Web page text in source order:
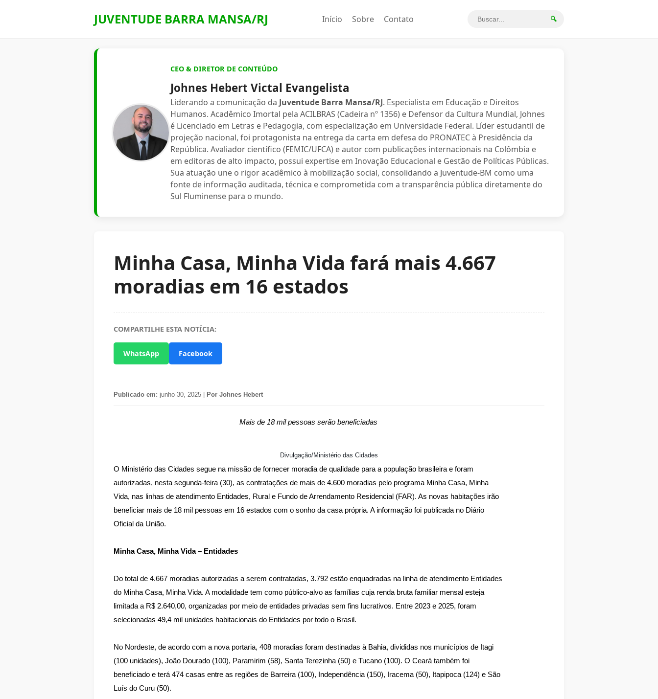
JUVENTUDE BARRA MANSA/RJ Início Sobre Contato 🔍
CEO & DIRETOR DE CONTEÚDO
Johnes Hebert Victal Evangelista
Liderando a comunicação da Juventude Barra Mansa/RJ. Especialista em Educação e Direitos
Humanos. Acadêmico Imortal pela ACILBRAS (Cadeira nº 1356) e Defensor da Cultura Mundial, Johnes
é Licenciado em Letras e Pedagogia, com especialização em Universidade Federal. Líder estudantil de
projeção nacional, foi protagonista na entrega da carta em defesa do PRONATEC à Presidência da
República. Avaliador científico (FEMIC/UFCA) e autor com publicações internacionais na Colômbia e
em editoras de alto impacto, possui expertise em Inovação Educacional e Gestão de Políticas Públicas.
Sua atuação une o rigor acadêmico à mobilização social, consolidando a Juventude-BM como uma
fonte de informação auditada, técnica e comprometida com a transparência pública diretamente do
Sul Fluminense para o mundo.
Minha Casa, Minha Vida fará mais 4.667
moradias em 16 estados
COMPARTILHE ESTA NOTÍCIA:
WhatsApp Facebook
Publicado em: junho 30, 2025 | Por Johnes Hebert
Mais de 18 mil pessoas serão beneficiadas
Divulgação/Ministério das Cidades
O Ministério das Cidades segue na missão de fornecer moradia de qualidade para a população brasileira e foram
autorizadas, nesta segunda-feira (30), as contratações de mais de 4.600 moradias pelo programa Minha Casa, Minha
Vida, nas linhas de atendimento Entidades, Rural e Fundo de Arrendamento Residencial (FAR). As novas habitações irão
beneficiar mais de 18 mil pessoas em 16 estados com o sonho da casa própria. A informação foi publicada no Diário
Oficial da União.
Minha Casa, Minha Vida – Entidades
Do total de 4.667 moradias autorizadas a serem contratadas, 3.792 estão enquadradas na linha de atendimento Entidades
do Minha Casa, Minha Vida. A modalidade tem como público-alvo as famílias cuja renda bruta familiar mensal esteja
limitada a R$ 2.640,00, organizadas por meio de entidades privadas sem fins lucrativos. Entre 2023 e 2025, foram
selecionadas 49,4 mil unidades habitacionais do Entidades por todo o Brasil.
No Nordeste, de acordo com a nova portaria, 408 moradias foram destinadas à Bahia, divididas nos municípios de Itagi
(100 unidades), João Dourado (100), Paramirim (58), Santa Terezinha (50) e Tucano (100). O Ceará também foi
beneficiado e terá 474 casas entre as regiões de Barreira (100), Independência (150), Iracema (50), Itapipoca (124) e São
Luís do Curu (50).